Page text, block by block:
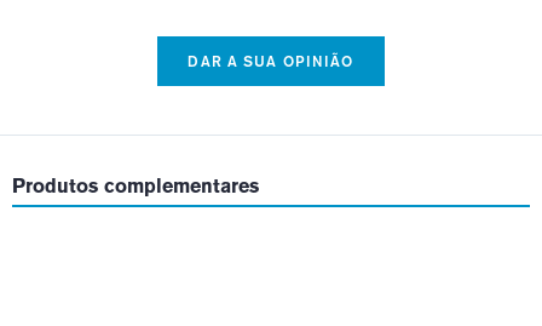
DAR A SUA OPINIÃO
Produtos complementares